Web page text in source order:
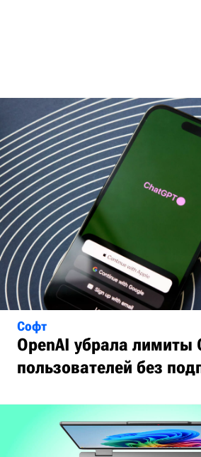
Софт
OpenAI убрала лимиты
пользователей без